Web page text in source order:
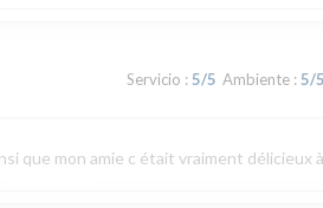
Servicio : 5/5 Ambiente: 5/5
que mon amie c était vraiment délicieux